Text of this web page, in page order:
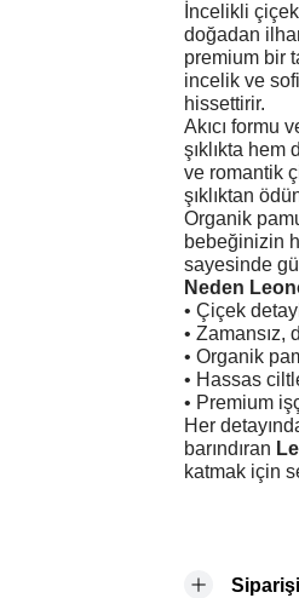
İncelikli
doğadan
premium bir
incelik ve
hissettirir.
Akıcı formu
şıklıkta hem
ve romantik
şıklıktan
Organik
bebeğinizin
sayesinde
Neden
• Çiçek
• Zamansız,
• Organik
• Hassas
• Premium
Her
barındıran
katmak için